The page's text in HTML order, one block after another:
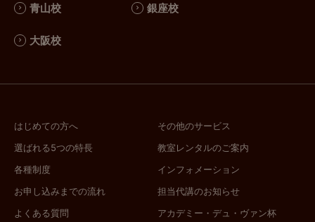
青山校 銀座校
大阪校
はじめての方へ
選ばれる5つの特長
各種制度
お申し込みまでの流れ
よくある質問
その他のサービス
教室レンタルのご案内
インフォメーション
担当代講のお知らせ
アカデミー・デュ・ヴァン杯